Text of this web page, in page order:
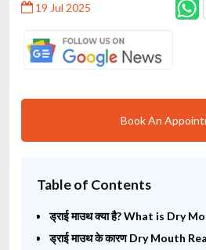
19 Jul 2025
Book An
Table of Contents
ड्राई माउथ क्या है? What is Dry
ड्राई माउथ के कारण Dry Mouth